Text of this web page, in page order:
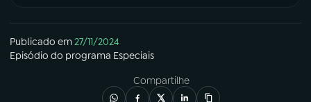
Publicado em27/11/2024
Episódio do programa Especiais
Compartilhe